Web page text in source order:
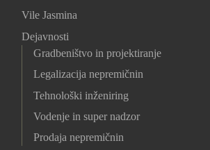
Vile Jasmina
Dejavnosti
Gradbeništvo in projektiranje
Legalizacija nepremičnin
Tehnološki inženiring
Vodenje in super nadzor
Prodaja nepremičnin